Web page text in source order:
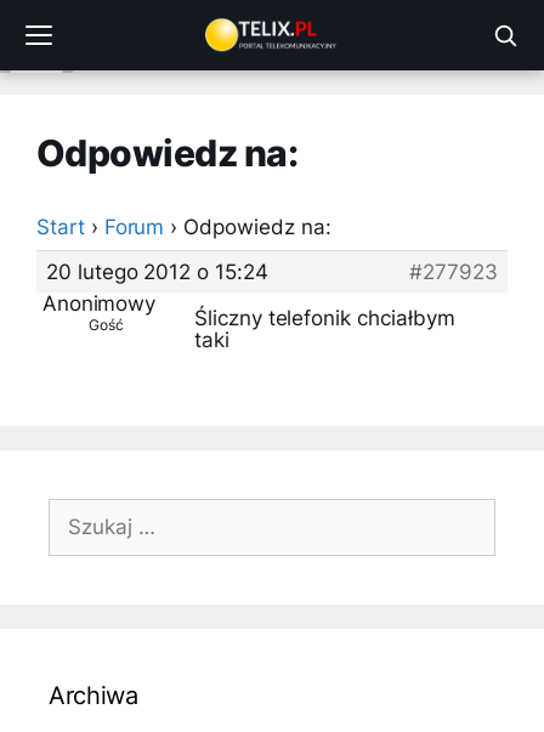
treści
Odpowiedz na:
Start › Forum › Odpowiedz na:
20 lutego 2012 o 15:24
#277923
Anonimowy
Gość
Śliczny telefonik chciałbym
taki
Szukaj:
Archiwa